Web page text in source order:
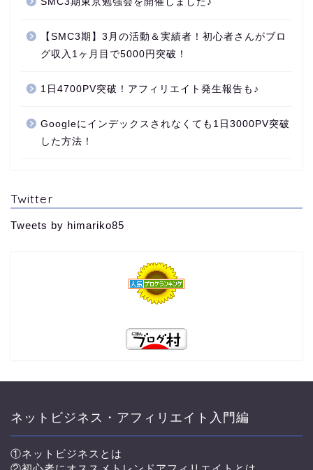
【SMC3期】3月の活動＆実績者！初心者さんがブロ
グ収入1ヶ月目で5000円突破！
1日4700PV突破！アフィリエイト発生報告も♪
Googleにインデックスされなくても1日3000PV突破
した方法！
Twitter
Tweets by himariko85
ネットビジネス・アフィリエイト入門編
①ネットビジネスとはコンサルと独自教材につい